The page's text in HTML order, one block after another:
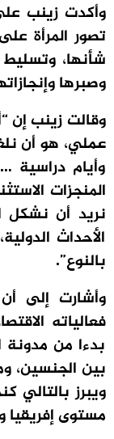
وأكدت زينب
تصور المرأة
شأنها،
وصبرها
وقالت زينب إن
عملي، هو أن
وأيام دراسية
المنجزات
نريد أن نشكل
الأحداث
بالنوع”.
وأشارت إلى
فعالياته
بدءا من مدونة
بين الجنسين،
ويبرز بالتالي
مستوى إفريقيا